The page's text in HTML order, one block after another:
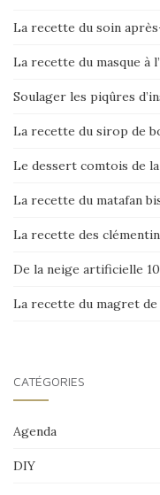
La recette du soin
La recette du masque à
Soulager les piqûres
La recette du sirop de
Le dessert comtois de
La recette du matafan
La recette des
De la neige artificielle
La recette du magret de
CATÉGORIES
Agenda
DIY